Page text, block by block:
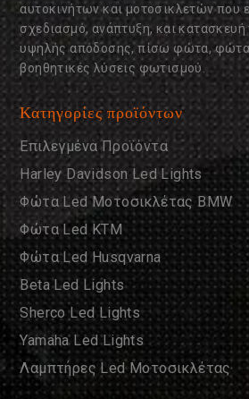
αυτοκινήτων και μοτοσικλετών που
σχεδιασμό, ανάπτυξη, και
υψηλής απόδοσης, πίσω φώτα, φώτα
βοηθητικές λύσεις φωτισμού.
Κατηγορίες προϊόντων
Επιλεγμένα Προϊόντα
Harley Davidson Led Lights
Φώτα Led Μοτοσικλέτας BMW
Φώτα Led KTM
Φώτα Led Husqvarna
Beta Led Lights
Sherco Led Lights
Yamaha Led Lights
Λαμπτήρες Led Μοτοσικλέτας